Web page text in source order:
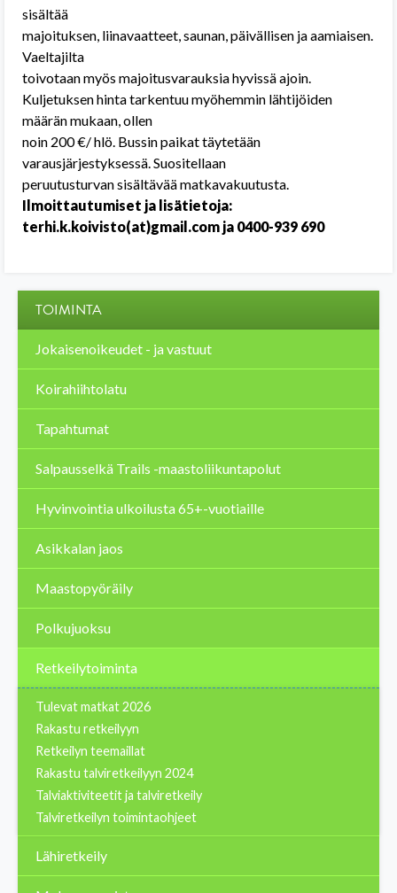
sisältää
majoituksen, liinavaatteet, saunan, päivällisen ja aamiaisen.
Vaeltajilta
toivotaan myös majoitusvarauksia hyvissä ajoin.
Kuljetuksen hinta tarkentuu myöhemmin lähtijöiden
määrän mukaan, ollen
noin 200 €/ hlö. Bussin paikat täytetään
varausjärjestyksessä. Suositellaan
peruutusturvan sisältävää matkavakuutusta.
Ilmoittautumiset ja lisätietoja:
terhi.k.koivisto(at)gmail.com ja 0400-939 690
TOIMINTA
Jokaisenoikeudet - ja vastuut
Koirahiihtolatu
Tapahtumat
Salpausselkä Trails -maastoliikuntapolut
Hyvinvointia ulkoilusta 65+-vuotiaille
Asikkalan jaos
Maastopyöräily
Polkujuoksu
Retkeilytoiminta
Tulevat matkat 2026
Rakastu retkeilyyn
Retkeilyn teemaillat
Rakastu talviretkeilyyn 2024
Talviaktiviteetit ja talviretkeily
Talviretkeilyn toimintaohjeet
Lähiretkeily